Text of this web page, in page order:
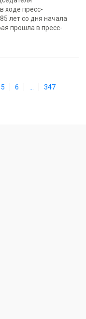
ходе пресс-
лет со дня начала
прошла в пресс-
5 6
347